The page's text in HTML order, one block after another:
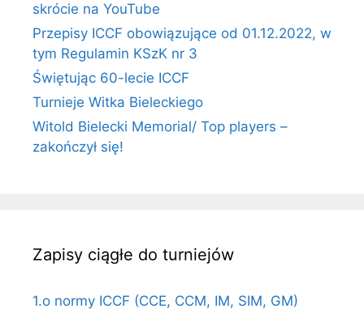
skrócie na YouTube
Przepisy ICCF obowiązujące od 01.12.2022, w
tym Regulamin KSzK nr 3
Świętując 60-lecie ICCF
Turnieje Witka Bieleckiego
Witold Bielecki Memorial/ Top players –
zakończył się!
Zapisy ciągłe do turniejów
1.o normy ICCF (CCE, CCM, IM, SIM, GM)